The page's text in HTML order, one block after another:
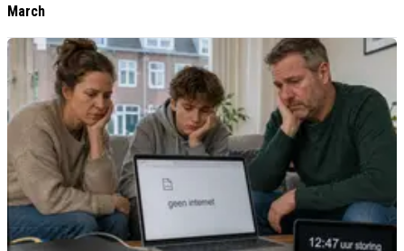
March